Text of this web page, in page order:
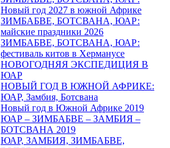
Новый год 2027 в южной Африке
ЗИМБАБВЕ, БОТСВАНА, ЮАР:
майские праздники 2026
ЗИМБАБВЕ, БОТСВАНА, ЮАР:
фестиваль китов в Херманусе
НОВОГОДНЯЯ ЭКСПЕДИЦИЯ В
ЮАР
НОВЫЙ ГОД В ЮЖНОЙ АФРИКЕ:
ЮАР, Замбия, Ботсвана
Новый год в Южной Африке 2019
ЮАР – ЗИМБАБВЕ – ЗАМБИЯ –
БОТСВАНА 2019
ЮАР, ЗАМБИЯ, ЗИМБАБВЕ,